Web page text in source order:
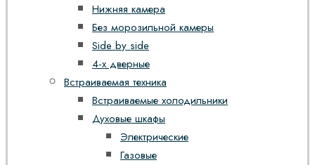
Нижняя камера
Без морозильной камеры
Side by side
4-х дверные
Встраиваемая техника
Встраиваемые холодильники
Духовые шкафы
Электрические
Газовые